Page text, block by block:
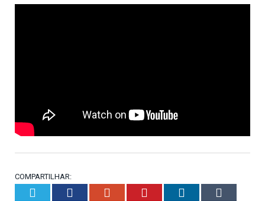
COMPARTILHAR:
Twitter Facebook Google+ Pinterest LinkedIn